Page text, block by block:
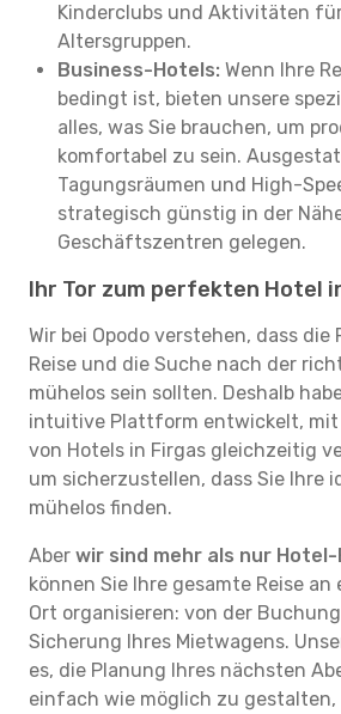
Kinderclubs und Aktivitäten
Altersgruppen.
Business-Hotels: Wenn Ihre
bedingt ist, bieten unsere
alles, was Sie brauchen, um
komfortabel zu sein.
Tagungsräumen und High-
strategisch günstig in der
Geschäftszentren gelegen.
Ihr Tor zum perfekten Hotel
Wir bei Opodo verstehen, dass die
Reise und die Suche nach der
mühelos sein sollten. Deshalb
intuitive Plattform entwickelt, mit
von Hotels in Firgas gleichzeitig
um sicherzustellen, dass Sie Ihre
mühelos finden.
Aber wir sind mehr als nur
können Sie Ihre gesamte Reise
Ort organisieren: von der
Sicherung Ihres Mietwagens.
es, die Planung Ihres nächsten
einfach wie möglich zu